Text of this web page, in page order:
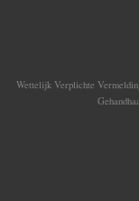
Wettelijk Verplichte